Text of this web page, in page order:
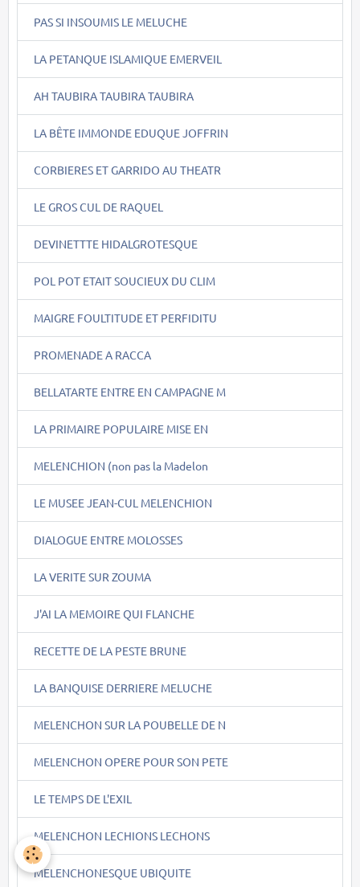
PAS SI INSOUMIS LE MELUCHE
LA PETANQUE ISLAMIQUE EMERVEIL
AH TAUBIRA TAUBIRA TAUBIRA
LA BÊTE IMMONDE EDUQUE JOFFRIN
CORBIERES ET GARRIDO AU THEATR
LE GROS CUL DE RAQUEL
DEVINETTTE HIDALGROTESQUE
POL POT ETAIT SOUCIEUX DU CLIM
MAIGRE FOULTITUDE ET PERFIDITU
PROMENADE A RACCA
BELLATARTE ENTRE EN CAMPAGNE M
LA PRIMAIRE POPULAIRE MISE EN
MELENCHION (non pas la Madelon
LE MUSEE JEAN-CUL MELENCHION
DIALOGUE ENTRE MOLOSSES
LA VERITE SUR ZOUMA
J'AI LA MEMOIRE QUI FLANCHE
RECETTE DE LA PESTE BRUNE
LA BANQUISE DERRIERE MELUCHE
MELENCHON SUR LA POUBELLE DE N
MELENCHON OPERE POUR SON PETE
LE TEMPS DE L'EXIL
MELENCHON LECHIONS LECHONS
MELENCHONESQUE UBIQUITE